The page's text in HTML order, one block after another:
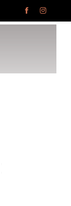
 